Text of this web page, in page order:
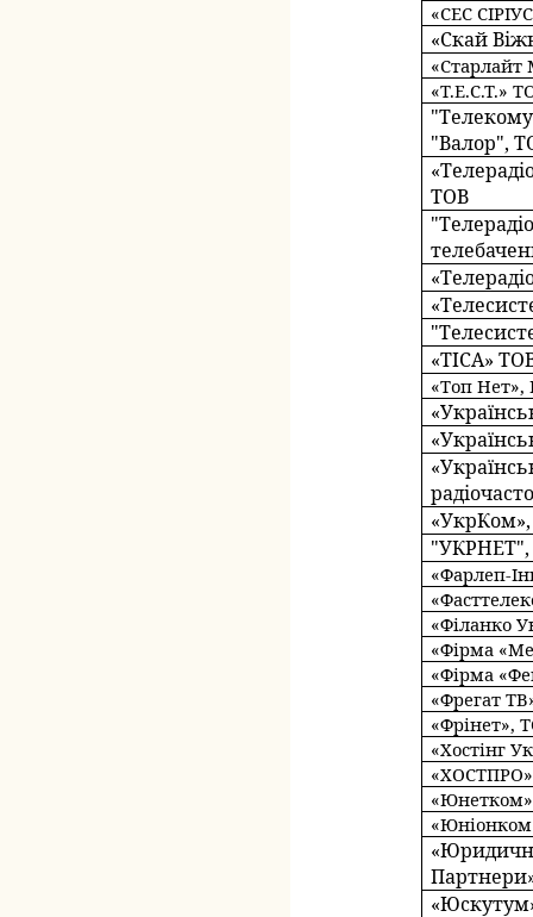
«СЕС
«Скай
«Старлайт
«Т.Е.С.Т.»
"Валор",
ТОВ
«ТІСА»
«Топ Нет»,
«Фарлеп-
«Філанко
«Фірма
«Фірма
«Фрегат
«Фрінет»,
«Хостінг